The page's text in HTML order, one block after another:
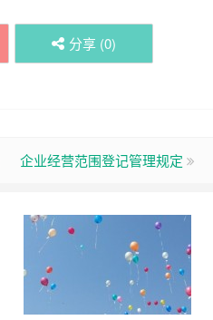
分享 (0)
企业经营范围登记管理规定